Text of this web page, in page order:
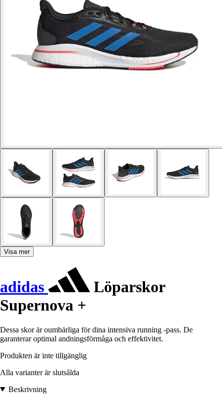
Visa mer
adidas
Löparskor
Supernova +
Dessa skor är oumbärliga för dina intensiva running -pass. De
garanterar optimal andningsförmåga och effektivitet.
Produkten är inte tillgänglig
Alla varianter är slutsålda
Beskrivning